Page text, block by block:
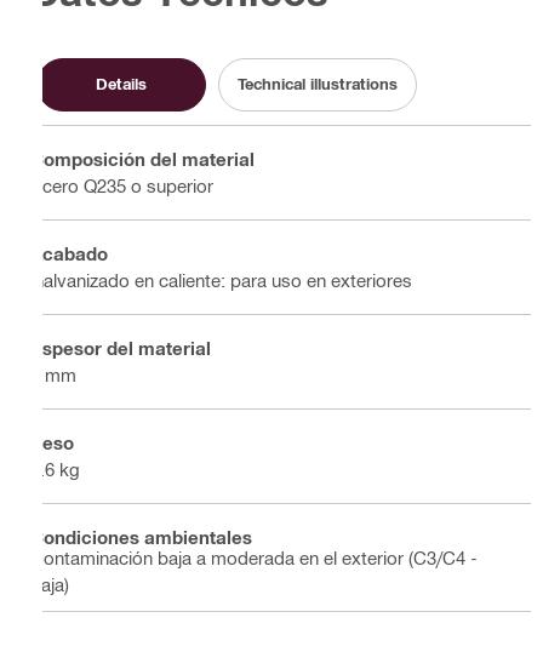
Details Technical illustrations
Composición del material
Acero Q235 o superior
Acabado
Galvanizado en caliente: para uso en exteriores
Espesor del material
4 mm
Peso
0.6 kg
Condiciones ambientales
Contaminación baja a moderada en el exterior (C3/C4 -
baja)